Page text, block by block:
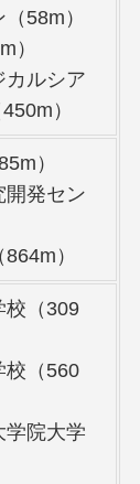
58m）
）
カルシア
）
）
発セン
）
校（309
校（560
学院大学